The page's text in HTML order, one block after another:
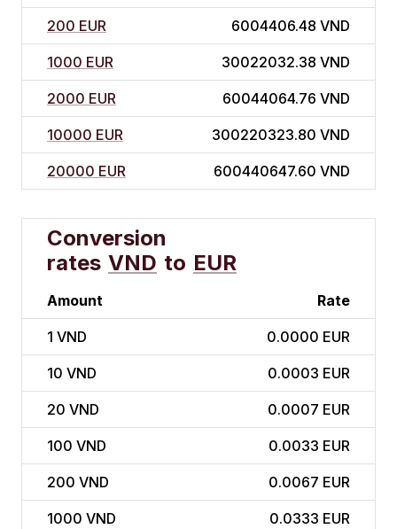
200 EUR 6004406.48 VND
1000 EUR 30022032.38 VND
2000 EUR 60044064.76 VND
10000 EUR 300220323.80 VND
20000 EUR 600440647.60 VND
Conversion
rates VND to EUR
Amount Rate
1 VND 0.0000 EUR
10 VND 0.0003 EUR
20 VND 0.0007 EUR
100 VND 0.0033 EUR
200 VND 0.0067 EUR
1000 VND 0.0333 EUR